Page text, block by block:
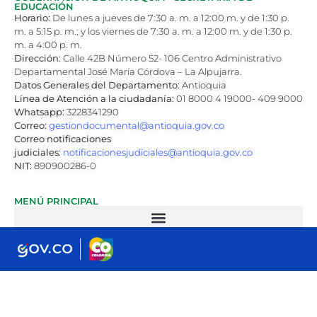
EDUCACIÓN
Horario: De lunes a jueves de 7:30 a. m. a 12:00 m. y de 1:30 p.
m. a 5:15 p. m.; y los viernes de 7:30 a. m. a 12:00 m. y de 1:30 p.
m. a 4:00 p. m.
Dirección: Calle 42B Número 52- 106 Centro Administrativo
Departamental José María Córdova – La Alpujarra.
Datos Generales del Departamento: Antioquia
Línea de Atención a la ciudadanía: 01 8000 4 19000- 409 9000
Whatsapp: 3228341290
Correo: gestiondocumental@antioquia.gov.co
Correo notificaciones
judiciales: notificacionesjudiciales@antioquia.gov.co
NIT: 890900286-0
MENÚ PRINCIPAL